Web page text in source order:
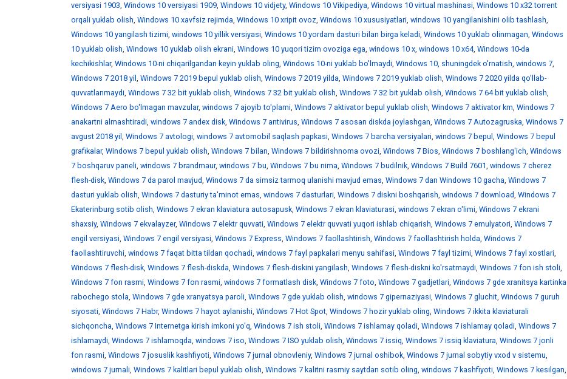
versiyasi 1903, Windows 10 versiyasi 1909, Windows 10 vidjety, Windows 10 Vikipediya, Windows 10 virtual mashinasi, Windows 10 x32 torrent
orqali yuklab olish, Windows 10 xavfsiz rejimda, Windows 10 xripit ovoz, Windows 10 xususiyatlari, windows 10 yangilanishini olib tashlash,
Windows 10 yangilash tizimi, windows 10 yillik versiyasi, Windows 10 yordam dasturi bilan birga keladi, Windows 10 yuklab olinmagan, Windows
10 yuklab olish, Windows 10 yuklab olish ekrani, Windows 10 yuqori tizim ovoziga ega, windows 10 х, windows 10 х64, Windows 10-da
kechikishlar, Windows 10-ni chiqarilgandan keyin yuklab oling, Windows 10-ni yuklab bo'lmaydi, Windows 10, shuningdek o'rnatish, windows 7,
Windows 7 2018 yil , Windows 7 2019 bepul yuklab olish, Windows 7 2019 yilda, Windows 7 2019 yuklab olish, Windows 7 2020 yilda qo'llab-
quvvatlanmaydi, Windows 7 32 bit yuklab olish, Windows 7 32 bit yuklab olish, Windows 7 32 bit yuklab olish, Windows 7 64 bit yuklab olish,
Windows 7 Aero bo'lmagan mavzular, windows 7 ajoyib to'plami, Windows 7 aktivator bepul yuklab olish, Windows 7 aktivator km, Windows 7
anakartni almashtiradi, windows 7 andex disk, Windows 7 antivirus, Windows 7 asosan diskda joylashgan, Windows 7 Autozagruska, Windows 7
avgust 2018 yil , Windows 7 avtologi, windows 7 avtomobil saqlash papkasi, Windows 7 barcha versiyalari, windows 7 bepul , Windows 7 bepul
grafikalar, Windows 7 bepul yuklab olish, Windows 7 bilan, Windows 7 bildirishnoma ovozi, Windows 7 Bios, Windows 7 boshlang'ich, Windows
7 boshqaruv paneli, windows 7 brandmaur, windows 7 bu, Windows 7 bu nima, Windows 7 budilnik, Windows 7 Build 7601, windows 7 cherez
flesh-disk, Windows 7 da parol mavjud, Windows 7 da simsiz tarmoq ulanishi mavjud emas, Windows 7 dan Windows 10 gacha, Windows 7
dasturi yuklab olish, Windows 7 dasturiy ta'minot emas, windows 7 dasturlari, Windows 7 diskni boshqarish, windows 7 download, Windows 7
Ekaterinburg sotib olish, Windows 7 ekran klaviatura autosapusk, Windows 7 ekran klaviaturasi, windows 7 ekran o'limi, Windows 7 ekrani
shaxsiy, Windows 7 ekvalayzer, Windows 7 elektr quvvati, Windows 7 elektr quvvati yuqori ishlab chiqarish, Windows 7 emulyatori, Windows 7
engil versiyasi, Windows 7 engil versiyasi, Windows 7 Express, Windows 7 faollashtirish, Windows 7 faollashtirish holda, Windows 7
faollashtiruvchi, windows 7 faqat bitta tildan qochadi, windows 7 fayl papkalari menyu sahifasi, Windows 7 fayl tizimi, Windows 7 fayl xostlari,
Windows 7 flesh-disk, Windows 7 flesh-diskda, Windows 7 flesh-diskini yangilash, Windows 7 flesh-diskni ko'rsatmaydi, Windows 7 fon ish stoli,
Windows 7 fon rasmi, Windows 7 fon rasmi, windows 7 formatlash disk, Windows 7 foto, Windows 7 gadjetlari, Windows 7 gde xranitsya kartinka
rabochego stola, Windows 7 gde xranyatsya paroli, Windows 7 gde yuklab olish, windows 7 gipernaziyasi, Windows 7 gluchit, Windows 7 guruh
siyosati, Windows 7 Habr, Windows 7 hayot aylanishi, Windows 7 Hot Spot, Windows 7 hozir yuklab oling, Windows 7 ikkita klaviaturali
sichqoncha, Windows 7 Internetga kirish imkoni yo'q, Windows 7 ish stoli, Windows 7 ishlamay qoladi, Windows 7 ishlamay qoladi, Windows 7
ishlamaydi, Windows 7 ishlamoqda, windows 7 iso, Windows 7 ISO yuklab olish, Windows 7 issiq, Windows 7 issiq klaviatura, Windows 7 jonli
fon rasmi, Windows 7 josuslik kashfiyoti, Windows 7 jurnal obnovleniy, Windows 7 jurnal oshibok, Windows 7 jurnal sobytiy vxod v sistemu,
windows 7 jurnali, Windows 7 kalitlari bepul yuklab olish, Windows 7 kalitni rasmiy saytdan sotib oling, windows 7 kashfiyoti, Windows 7 kesilgan,